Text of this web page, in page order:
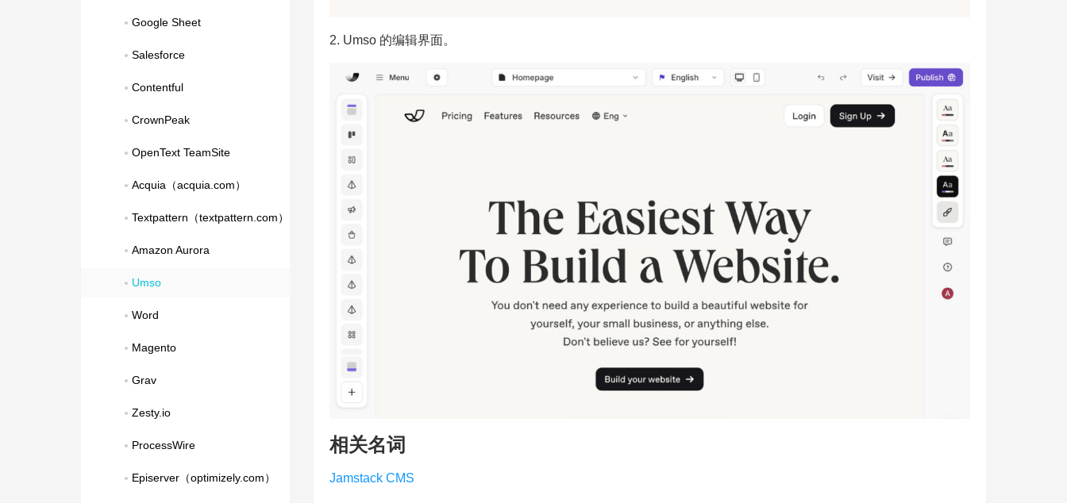
Google Sheet
Salesforce
Contentful
CrownPeak
OpenText TeamSite
Acquia（acquia.com）
Textpattern（textpattern.com）
Amazon Aurora
Umso
Word
Magento
Grav
Zesty.io
ProcessWire
Episerver（optimizely.com）
2. Umso 的编辑界面。
相关名词
Jamstack CMS